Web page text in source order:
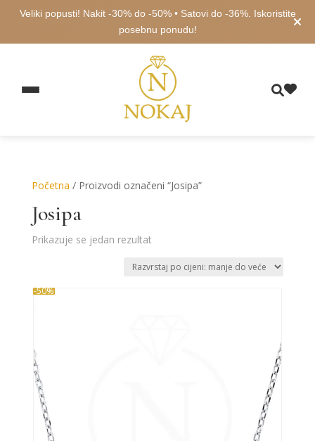
Veliki popusti! Nakit -30% do -50% • Satovi do -36%. Iskoristite
posebnu ponudu!
Početna / Proizvodi označeni “Josipa”
Josipa
Prikazuje se jedan rezultat
-50%